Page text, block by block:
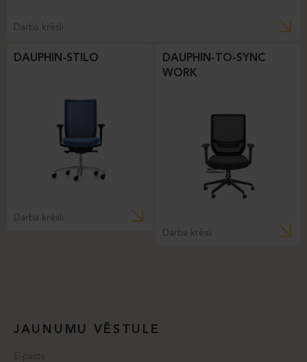
Darba krēsli
DAUPHIN-STILO
Darba krēsli
DAUPHIN-TO-SYNC
WORK
Darba krēsli
JAUNUMU VĒSTULE
E-pasts